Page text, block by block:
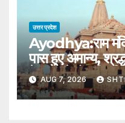
उत्तर प्रदेश
Ayodhya:राम
पास हुए अमान्य,
के बाद से हो रही
2743 Daily
Ram Temple
AUG 7, 2026